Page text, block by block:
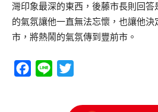
灣印象最深的東西，後藤市長則回答
的氣氛讓他一直無法忘懷，也讓他
市，將熱鬧的氣氛傳到豐前市。
Facebook
Line